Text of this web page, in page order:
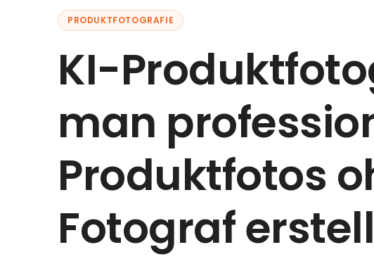
PRODUKTFOTOGRAFIE
KI-
man
Produktfotos
Fotograf